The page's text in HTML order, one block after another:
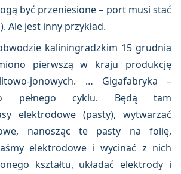
być przeniesione – port musi stać
Ale jest inny przykład.
kaliningradzkim 15 grudnia
pierwszą w kraju produkcję
jonowych. … Gigafabryka –
pełnego cyklu. Będą tam
elektrodowe (pasty), wytwarzać
nanosząc te pasty na folię,
elektrodowe i wycinać z nich
kształtu, układać elektrody i